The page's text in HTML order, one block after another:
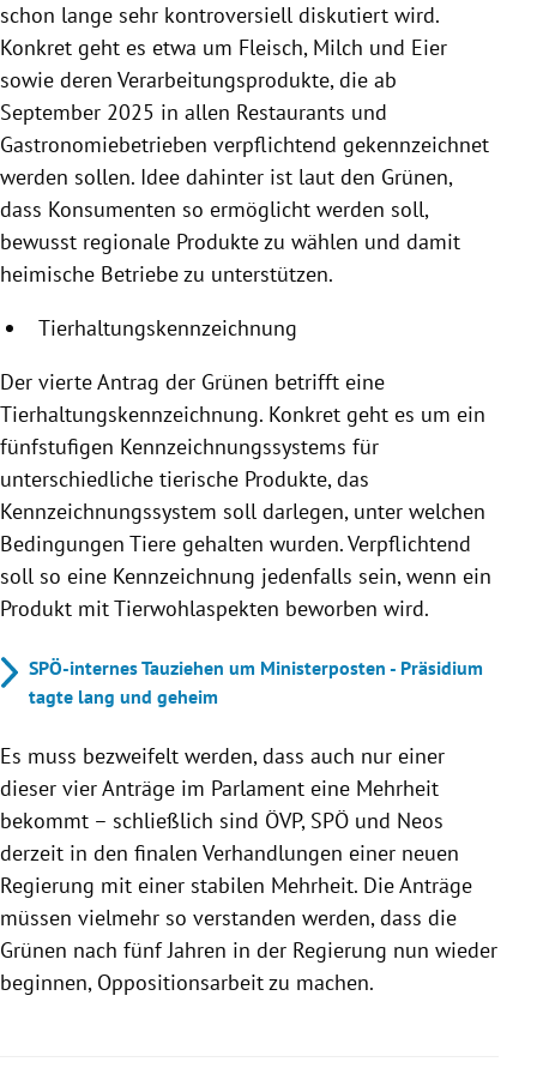
schon lange sehr kontroversiell diskutiert wird.
Konkret geht es etwa um Fleisch, Milch und Eier
sowie deren Verarbeitungsprodukte, die ab
September 2025 in allen Restaurants und
Gastronomiebetrieben verpflichtend gekennzeichnet
werden sollen. Idee dahinter ist laut den Grünen,
dass Konsumenten so ermöglicht werden soll,
bewusst regionale Produkte zu wählen und damit
heimische Betriebe zu unterstützen.
Tierhaltungskennzeichnung
Der vierte Antrag der Grünen betrifft eine
Tierhaltungskennzeichnung. Konkret geht es um ein
fünfstufigen Kennzeichnungssystems für
unterschiedliche tierische Produkte, das
Kennzeichnungssystem soll darlegen, unter welchen
Bedingungen Tiere gehalten wurden. Verpflichtend
soll so eine Kennzeichnung jedenfalls sein, wenn ein
Produkt mit Tierwohlaspekten beworben wird.
SPÖ-internes Tauziehen um Ministerposten - Präsidium
tagte lang und geheim
Es muss bezweifelt werden, dass auch nur einer
dieser vier Anträge im Parlament eine Mehrheit
bekommt – schließlich sind ÖVP, SPÖ und Neos
derzeit in den finalen Verhandlungen einer neuen
Regierung mit einer stabilen Mehrheit. Die Anträge
müssen vielmehr so verstanden werden, dass die
Grünen nach fünf Jahren in der Regierung nun wieder
beginnen, Oppositionsarbeit zu machen.